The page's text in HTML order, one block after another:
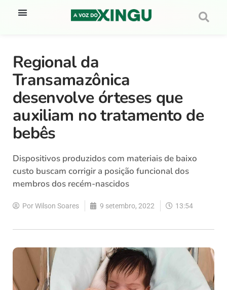
Regional da
Transamazônica
desenvolve órteses que
auxiliam no tratamento de
bebês
Dispositivos produzidos com materiais de baixo
custo buscam corrigir a posição funcional dos
membros dos recém-nascidos
PorWilson Soares 9 setembro, 2022 13:54